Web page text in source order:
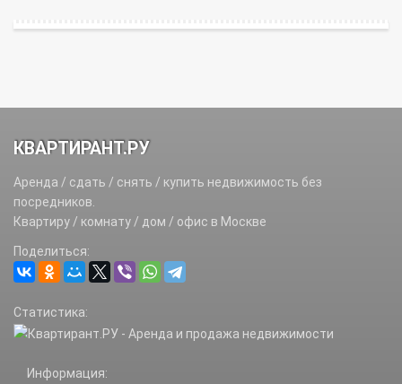
КВАРТИРАНТ.РУ
Аренда / сдать / снять / купить недвижимость без
посредников.
Квартиру / комнату / дом / офис в Москве
Поделиться:
Статистика:
Информация: